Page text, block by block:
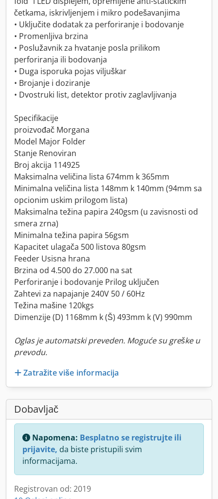
četkama, iskrivljenjem i mikro podešavanjima
• Uključite dodatak za perforiranje i bodovanje
• Promenljiva brzina
• Poslužavnik za hvatanje posla prilikom
perforiranja ili bodovanja
• Duga isporuka pojas viljuškar
• Brojanje i doziranje
• Dvostruki list, detektor protiv zaglavljivanja
Specifikacije
proizvođač Morgana
Model Major Folder
Stanje Renoviran
Broj akcija 114925
Maksimalna veličina lista 674mm k 365mm
Minimalna veličina lista 148mm k 140mm (94mm sa
opcionim uskim prilogom lista)
Maksimalna težina papira 240gsm (u zavisnosti od
smera zrna)
Minimalna težina papira 56gsm
Kapacitet ulagača 500 listova 80gsm
Feeder Usisna hrana
Brzina od 4.500 do 27.000 na sat
Perforiranje i bodovanje Prilog uključen
Zahtevi za napajanje 240V 50 / 60Hz
Težina mašine 120kgs
Dimenzije (D) 1168mm k (Š) 493mm k (V) 990mm
Oglas je automatski preveden. Moguće su greške u
prevodu.
Zatražite više informacija
Dobavljač
Napomena: Besplatno se registrujte ili
prijavite, da biste pristupili svim
informacijama.
Registrovan od: 2019